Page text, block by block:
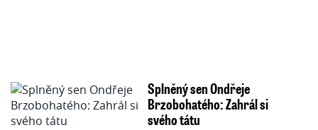
Splněný sen Ondřeje
Brzobohatého: Zahrál si
svého tátu